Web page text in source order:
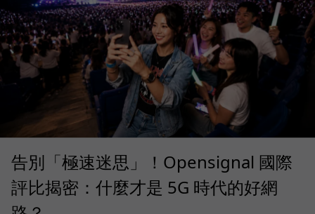
告別「極速迷思」！Opensignal 國際
評比揭密：什麼才是 5G 時代的好網